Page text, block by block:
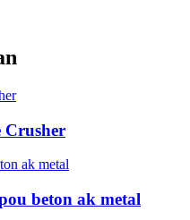
Crusher
beton ak metal